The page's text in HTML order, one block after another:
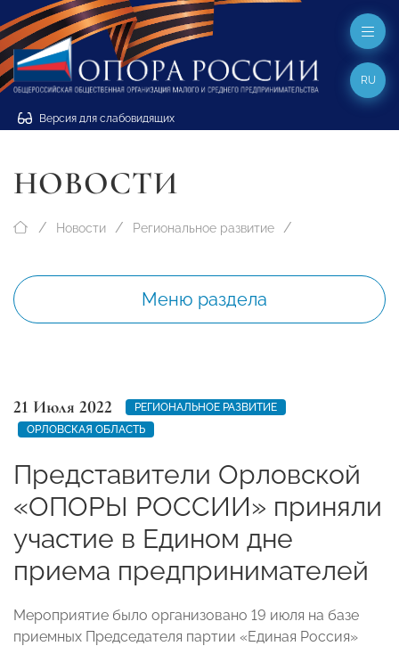
Версия для слабовидящих
RU
НОВОСТИ
Новости Региональное развитие
Меню раздела
21 Июля 2022
РЕГИОНАЛЬНОЕ РАЗВИТИЕ
ОРЛОВСКАЯ ОБЛАСТЬ
Представители Орловской
«ОПОРЫ РОССИИ» приняли
участие в Едином дне
приема предпринимателей
Мероприятие было организовано 19 июля на базе
приемных Председателя партии «Единая Россия»